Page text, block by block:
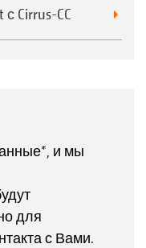
Cirrus-CC
и мы
для
с Вами.